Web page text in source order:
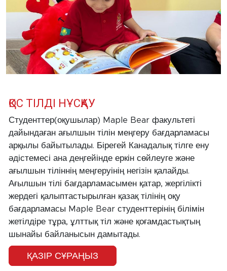
ҚОС ТІЛДІ НҰСҚАУ
Студенттер(оқушылар) Maple Bear факультеті
дайындаған ағылшын тілін меңгеру бағдарламасы
арқылы байытылады. Бірегей Канадалық тілге ену
әдістемесі ана деңгейінде еркін сөйлеуге және
ағылшын тіліннің меңгеруінің негізін қалайды.
Ағылшын тілі бағдарламасымен қатар, жергілікті
жердегі қалыптастырылған қазақ тілінің оқу
бағдарламасы Maple Bear студенттерінің білімін
жетілдіре тұра, ұлттық тіл және қоғамдастықтың
шынайы байланысын дамытады.
ҚАЗІР СҰРАҢЫЗ